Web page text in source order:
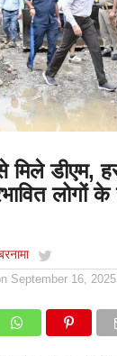
मिले डीएम,
लोगों
September 16, 2025